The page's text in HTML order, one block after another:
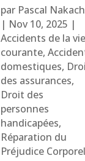
par Pascal
| Nov 10, 2025 |
Accidents de la vie
courante,
domestiques,
des assurances,
Droit des
personnes
handicapées,
Réparation du
Préjudice Corporel